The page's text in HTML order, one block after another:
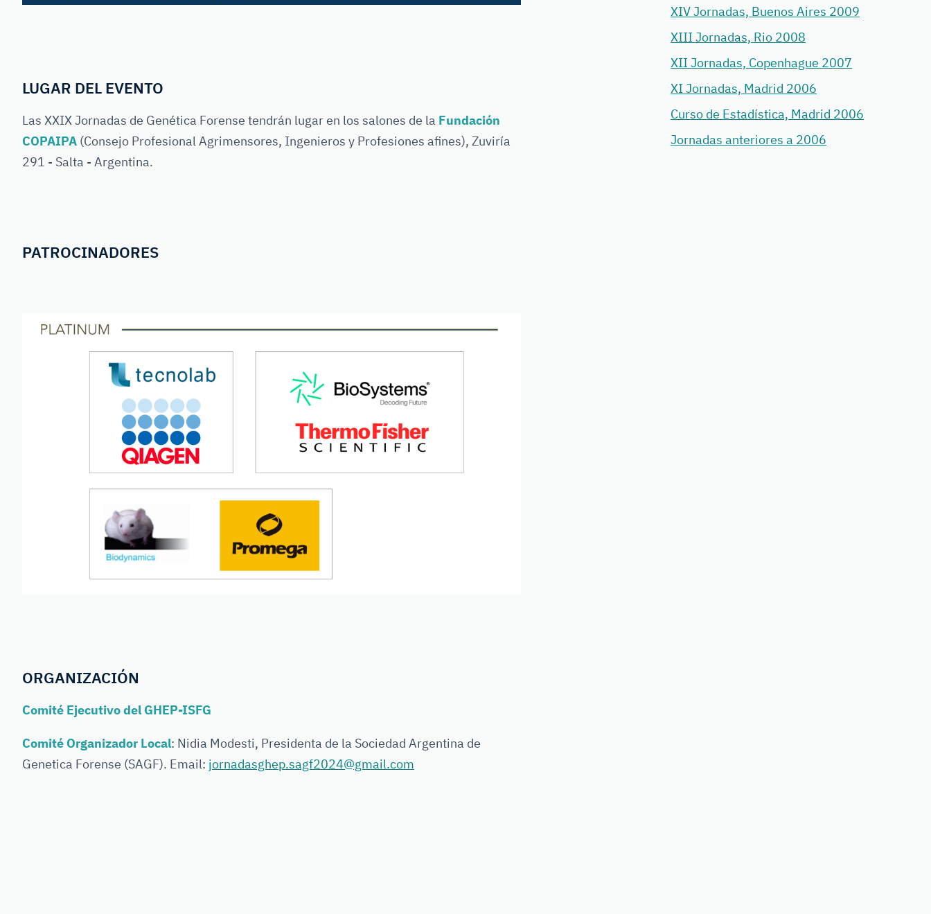
LUGAR DEL EVENTO
Las XXIX Jornadas de Genética Forense tendrán lugar en los salones de la Fundación
COPAIPA (Consejo Profesional Agrimensores, Ingenieros y Profesiones afines), Zuviría
291 - Salta - Argentina.
PATROCINADORES
ORGANIZACIÓN
Comité Ejecutivo del GHEP-ISFG
Comité Organizador Local: Nidia Modesti, Presidenta de la Sociedad Argentina de
Genetica Forense (SAGF). Email: jornadasghep.sagf2024@gmail.com
XIV Jornadas, Buenos Aires 2009
XIII Jornadas, Rio 2008
XII Jornadas, Copenhague 2007
XI Jornadas, Madrid 2006
Curso de Estadística, Madrid 2006
Jornadas anteriores a 2006